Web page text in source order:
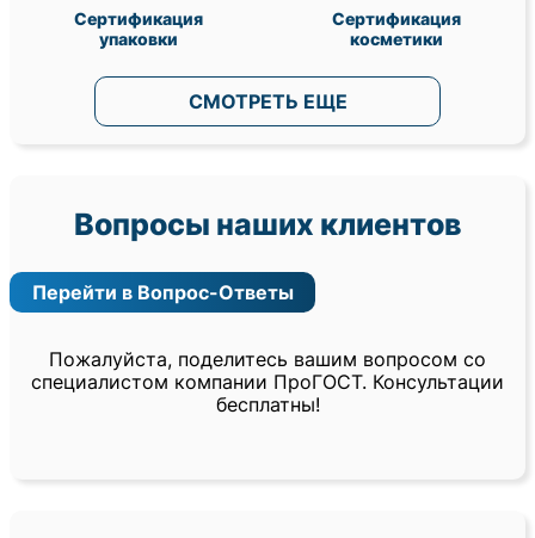
Сертификация
упаковки
Сертификация
косметики
СМОТРЕТЬ ЕЩЕ
Вопросы наших клиентов
Перейти в Вопрос-Ответы
Пожалуйста, поделитесь вашим вопросом со
специалистом компании ПроГОСТ. Консультации
бесплатны!